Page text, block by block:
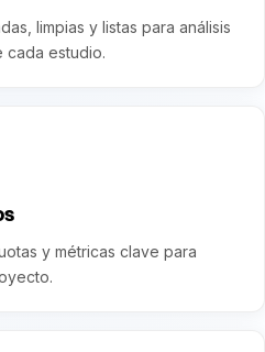
limpias y listas para análisis
cada estudio.
y métricas clave para